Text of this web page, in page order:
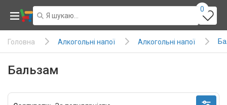
0
Головна Алкогольні напої Алкогольні напої
Бальзам